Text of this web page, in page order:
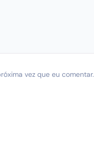
vez que eu comentar.